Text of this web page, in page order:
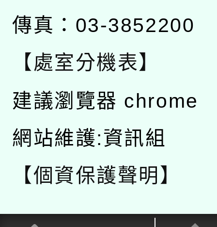
傳真：03-3852200
【處室分機表】
建議瀏覽器 chrome
網站維護:資訊組
【個資保護聲明】